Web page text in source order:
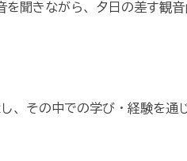
聞きながら、夕日の差す観
、その中での学び・経験を通